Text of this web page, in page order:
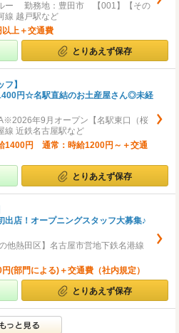
ー 勤務地：豊田市 【001】【その
線 越戸駅など
上＋交通費
とりあえず保存
フ】
円☆名駅直結のお土産屋さん◎未経
年9月オープン【名駅東口（桜
線 近鉄名古屋駅など
1400円 通常：時給1200円～＋交通
とりあえず保存
出店！オープニングスタッフ大募集♪
他熱田区】名古屋市営地下鉄名港線
(部門による)＋交通費（社内規定）
とりあえず保存